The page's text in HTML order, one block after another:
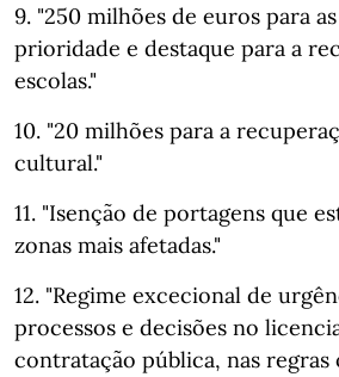
9. "250 milhões de euros para
prioridade e destaque para a
escolas."
10. "20 milhões para a
cultural."
11. "Isenção de portagens que
zonas mais afetadas."
12. "Regime excecional de
processos e decisões no
contratação pública, nas regras